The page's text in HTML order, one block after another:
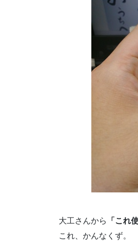
大工さんから 「これ
これ、かんなくず。